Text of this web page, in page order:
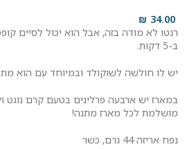
34.00
₪
רנטו לא מודה בזה, אבל הוא יכול לסיים
ב-5 דקות.
יש לו חולשה לשוקולד ובמיוחד עם הוא
במארז יש ארבעה פרלינים בטעם קרם נוגט
מושלמת לכל מארז מתנה!
נפח אריזה 44 גרם, כשר